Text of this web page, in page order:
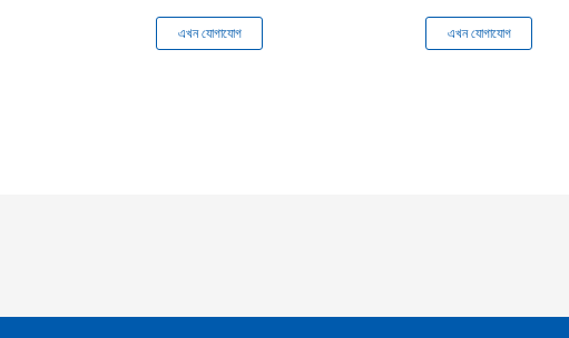
এখন যোগাযোগ এখন যোগাযোগ